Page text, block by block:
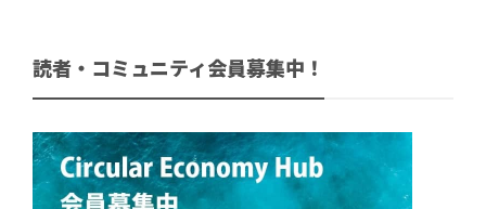
読者・コミュニティ会員募集中！